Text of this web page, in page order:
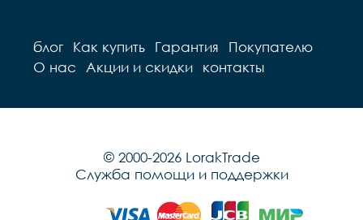
блог Как купить Гарантия
Покупателю
О нас
Акции и скидки контакты
© 2000-2026 LorakTrade
Служба помощи и поддержки